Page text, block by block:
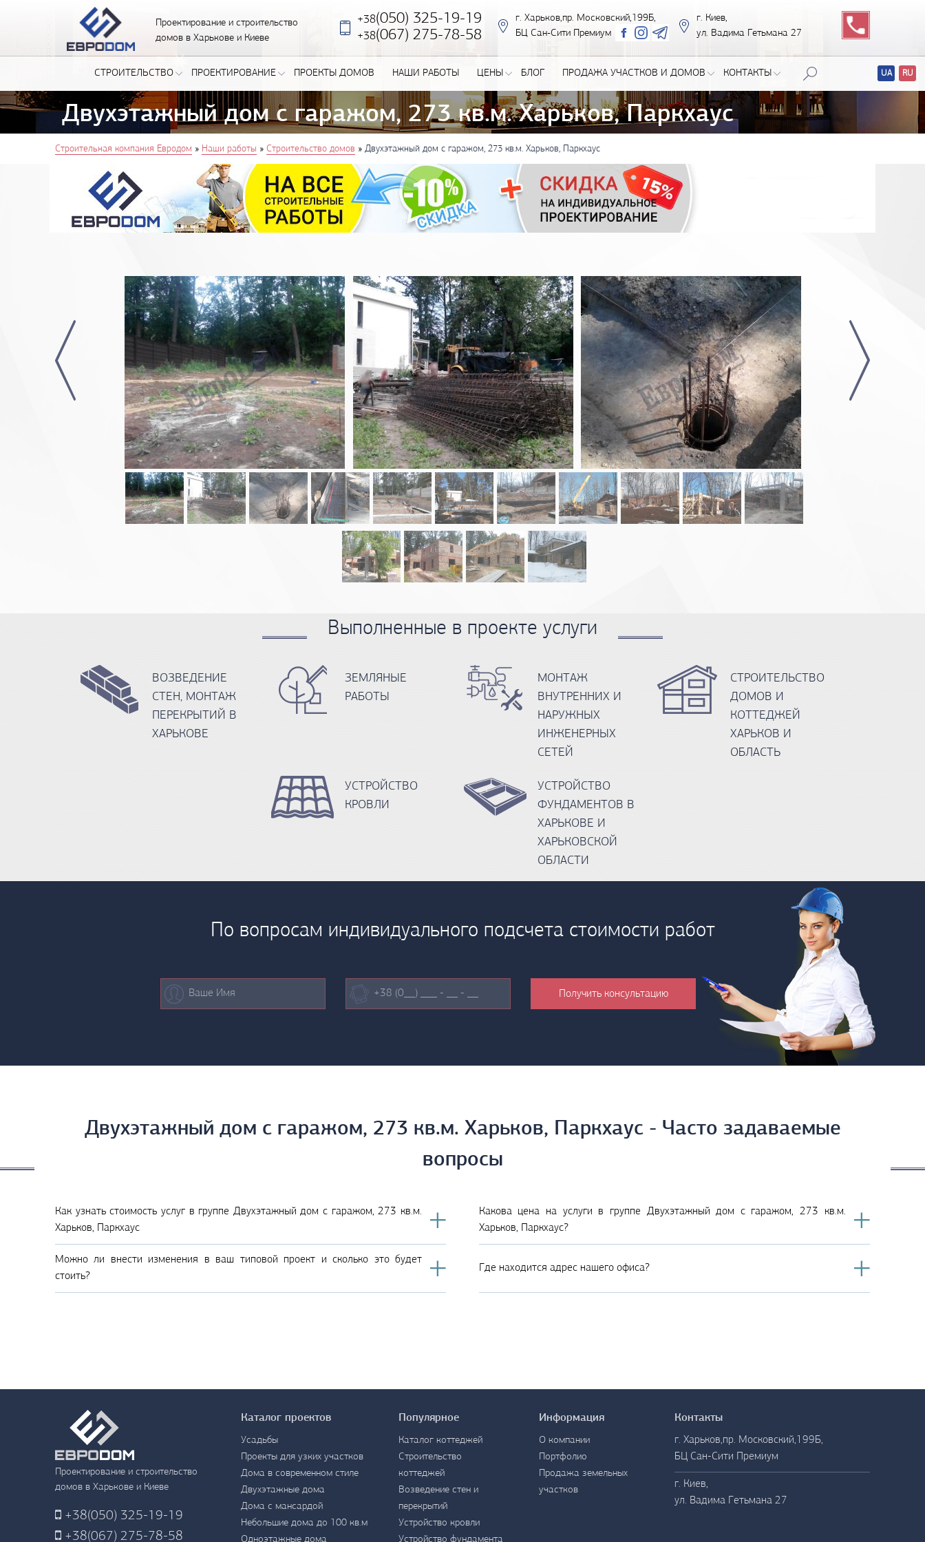
Проектирование и строительство
домов в Харькове и Киеве
+38(050) 325-19-19
+38‎(067) 275-78-58
г. Харьков,пр. Московский,199Б,
БЦ Сан-Сити Премиум
г. Киев,
ул. Вадима Гетьмана 27
СТРОИТЕЛЬСТВО ПРОЕКТИРОВАНИЕ ПРОЕКТЫ ДОМОВ НАШИ РАБОТЫ ЦЕНЫ БЛОГ ПРОДАЖА УЧАСТКОВ И ДОМОВ КОНТАКТЫ
Двухэтажный дом с гаражом, 273 кв.м. Харьков, Паркхаус
Строительная компания Евродом » Наши работы » Строительство домов » Двухэтажный дом с гаражом, 273 кв.м. Харьков, Паркхаус
Выполненные в проекте услуги
ВОЗВЕДЕНИЕ
СТЕН, МОНТАЖ
ПЕРЕКРЫТИЙ В
ХАРЬКОВЕ
ЗЕМЛЯНЫЕ
РАБОТЫ
МОНТАЖ
ВНУТРЕННИХ И
НАРУЖНЫХ
ИНЖЕНЕРНЫХ
СЕТЕЙ
СТРОИТЕЛЬСТВО
ДОМОВ И
КОТТЕДЖЕЙ
ХАРЬКОВ И
ОБЛАСТЬ
УСТРОЙСТВО
КРОВЛИ
УСТРОЙСТВО
ФУНДАМЕНТОВ В
ХАРЬКОВЕ И
ХАРЬКОВСКОЙ
ОБЛАСТИ
По вопросам индивидуального подсчета стоимости работ
Двухэтажный дом с гаражом, 273 кв.м. Харьков, Паркхаус - Часто задаваемые
вопросы
Как узнать стоимость услуг в группе Двухэтажный дом с гаражом, 273 кв.м.
Харьков, Паркхаус
Какова цена на услуги в группе Двухэтажный дом с гаражом, 273 кв.м.
Харьков, Паркхаус?
Можно ли внести изменения в ваш типовой проект и сколько это будет
стоить?
Где находится адрес нашего офиса?
Проектирование и строительство
домов в Харькове и Киеве
+38(050) 325-19-19
+38(067) 275-78-58
Каталог проектов
Усадьбы
Проекты для узких участков
Дома в современном стиле
Двухэтажные дома
Дома с мансардой
Небольшие дома до 100 кв.м
Одноэтажные дома
Популярное
Каталог коттеджей
Строительство
коттеджей
Возведение стен и
перекрытий
Устройство кровли
Устройство фундамента
Информация
О компании
Портфолио
Продажа земельных
участков
Контакты
г. Харьков,пр. Московский,199Б,
БЦ Сан-Сити Премиум
г. Киев,
ул. Вадима Гетьмана 27
Перевод
UA RU